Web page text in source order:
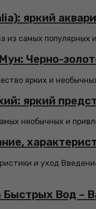
яркий
из самых
Черно-
ярких и
яркий
необычных и
и уход
Вод –